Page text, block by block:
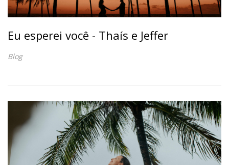
Eu esperei você - Thaís e Jeffer
Blog